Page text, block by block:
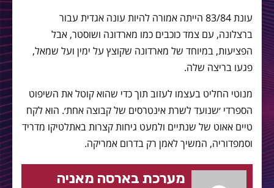
‎עונת 83/84 הייתה אמורה להיות עונה אגדית עבור
ברצלונה, עם צמד כוכבים כמו מארדונה ושוסטר, אבל
הפציעות, במיוחד של מארדונה שקוצץ על ימין ועל שמאל,
פגעו בריצה שלה.
‎מנוטי החליט בעצמו לעזוב תוך כדי שהוא קוטל את השיפוט
הספרדי ׳שנועד לשרת אינטרסים של קבוצה אחת׳. הוא לקח
טיים אאוט של שנתיים ולמעט גיחות קצרות באתלטיקו מדריד
וסמפדוריה, המשיך לאמן רק בדרום אמריקה.
מערכת בארסה מאניה